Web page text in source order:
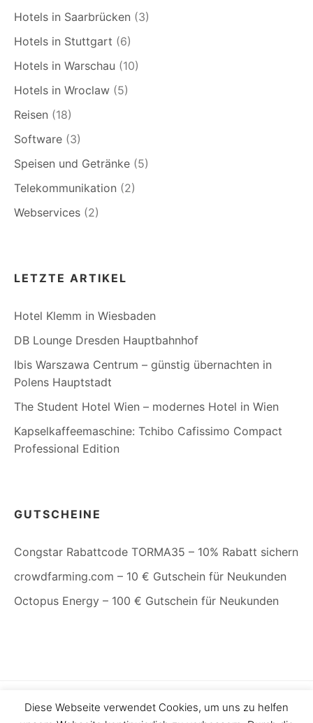
Hotels in Saarbrücken (3)
Hotels in Stuttgart (6)
Hotels in Warschau (10)
Hotels in Wroclaw (5)
Reisen (18)
Software (3)
Speisen und Getränke (5)
Telekommunikation (2)
Webservices (2)
LETZTE ARTIKEL
Hotel Klemm in Wiesbaden
DB Lounge Dresden Hauptbahnhof
Ibis Warszawa Centrum – günstig übernachten in
Polens Hauptstadt
The Student Hotel Wien – modernes Hotel in Wien
Kapselkaffeemaschine: Tchibo Cafissimo Compact
Professional Edition
GUTSCHEINE
Congstar Rabattcode TORMA35 – 10% Rabatt sichern
crowdfarming.com – 10 € Gutschein für Neukunden
Octopus Energy – 100 € Gutschein für Neukunden
Diese Webseite verwendet Cookies, um uns zu helfen